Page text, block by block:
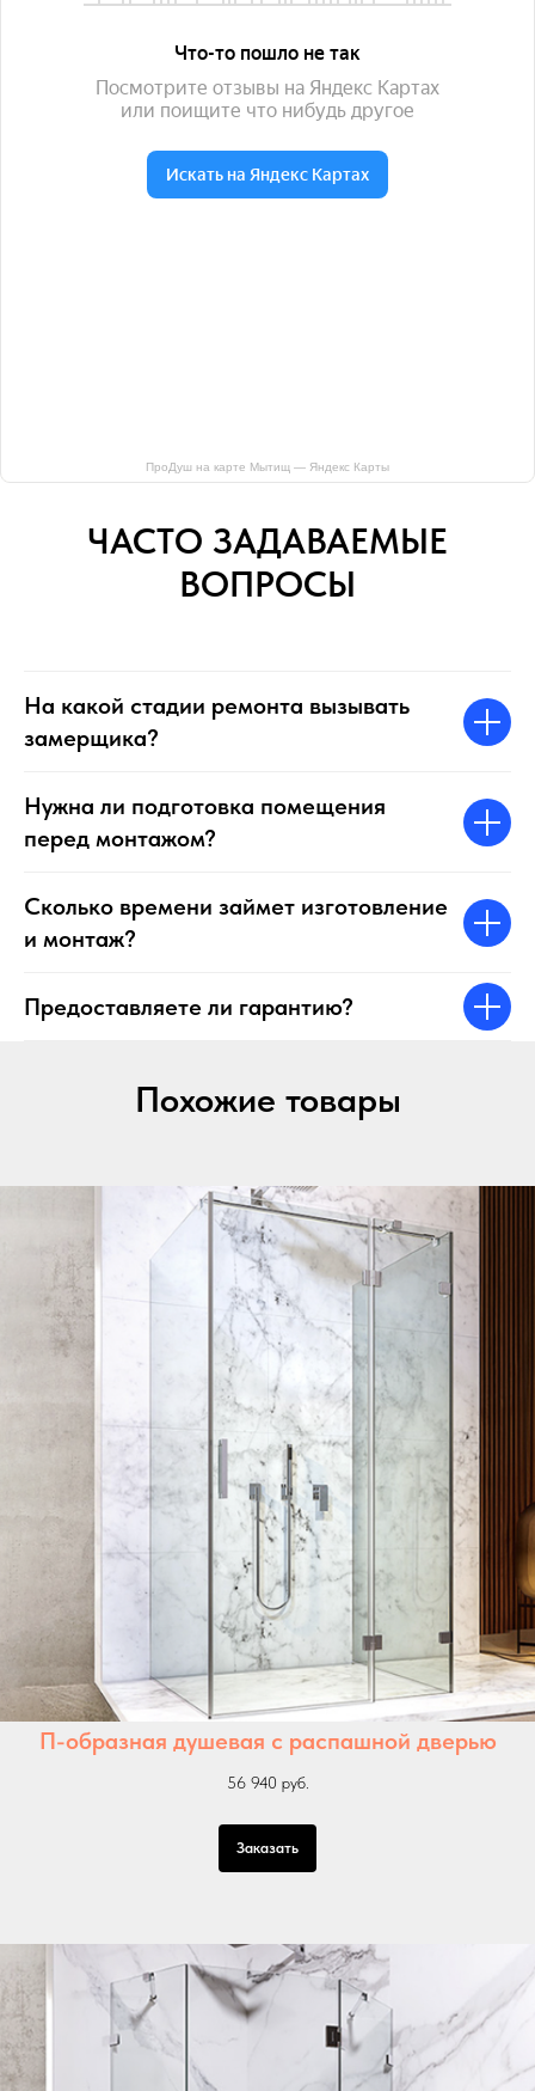
ПроДуш на карте Мытищ — Яндекс Карты
ЧАСТО ЗАДАВАЕМЫЕ
ВОПРОСЫ
На какой стадии ремонта вызывать
замерщика?
Нужна ли подготовка помещения
перед монтажом?
Сколько времени займет изготовление
и монтаж?
Предоставляете ли гарантию?
Похожие товары
П-образная душевая с распашной дверью
56 940 руб.
Заказать